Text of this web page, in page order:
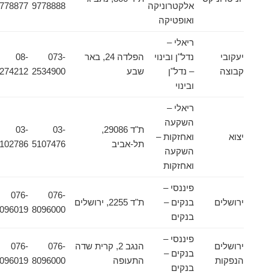
אלקטרוניקה
ואופטיקה
9778888
9778877
יעקובי
קבוצה
ריאלי –
נדל"ן ובינוי
– נדל"ן
ובינוי
הפלדה 24, באר
שבע
073-
2534900
6274212
ריאלי –
השקעה
ואחזקות –
השקעה
ואחזקות
ת"ד 29086,
תל-אביב
5107476
5102786
ירושלים
פיננסי –
בנקים –
בנקים
076-
8096000
076-
8096019
ירושלים
הנפקות
פיננסי –
בנקים –
בנקים
הנגב 2, קרית שדה
התעופה
076-
8096000
076-
8096019